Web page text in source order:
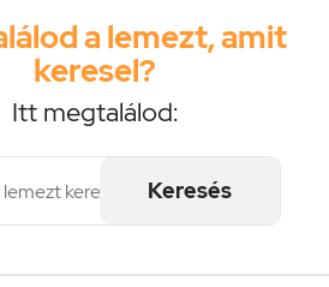
a lemezt, amit
keresel?
Itt megtalálod:
Keresés